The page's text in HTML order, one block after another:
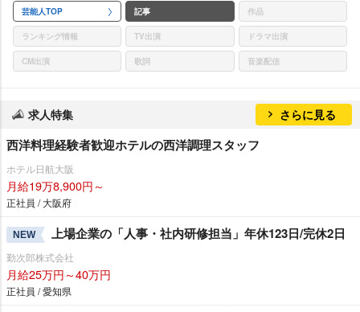
芸能人TOP 記事 作品
ランキング情報 TV出演 ドラマ出演
CM出演 歌詞 音楽配信
求人特集 さらに見る
西洋料理経験者歓迎ホテルの西洋調理スタッフ
ホテル日航大阪
月給19万8,900円～
正社員 / 大阪府
NEW 上場企業の「人事・社内研修担当」年休123日/完休2日
勤次郎株式会社
月給25万円～40万円
正社員 / 愛知県